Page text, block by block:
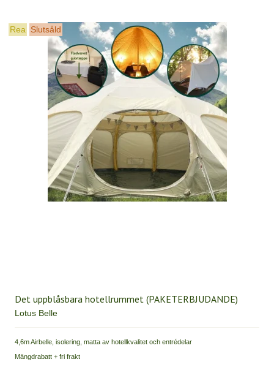
Rea Slutsåld
Det uppblåsbara hotellrummet (PAKETERBJUDANDE)
Lotus Belle
4,6m Airbelle, isolering, matta av hotellkvalitet och entrédelar
Mängdrabatt + fri frakt